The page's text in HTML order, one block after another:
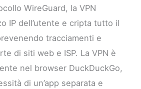
WireGuard, la VPN
IP dell’utente e cripta tutto il
tracciamenti e
di siti web e ISP. La VPN è
nel browser DuckDuckGo,
di un’app separata e